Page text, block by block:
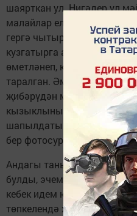
шаярткан ул. Нигәдер ул
малайлар еламсырап
гергә чытырдатып
кузгатырга
өметләнеп, көчәнеп
таралган. Әмма аның
җибәрүдән мәгънә юк. Ул
кызыклыны таба алмадым
шапылдатып япкан идем,
бер фотосурәт шуып килеп
Андагы таныш күренештән
булды, эчемә салкын
кебек идем югыйсә.
төпкелендә хәтерне